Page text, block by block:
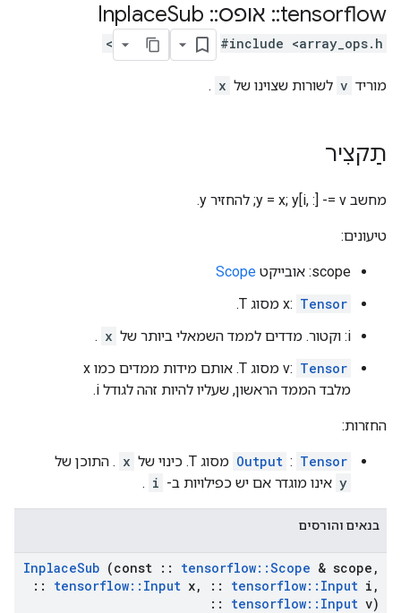
tensorflow
:: אופס::
Sub
#include <array_ops.h>
מוריד v לשורות שצוינו של x
.
תַקצִיר
מחשב y = x; y[i, :] -= v; להחזיר y.
טיעונים:
scope: אובייקט
Scope
x: Tensor
מסוג T.
i: וקטור. מדדים לממד השמאלי ביותר של
x
.
v: Tensor
מסוג T. אותם מידות ממדים כמו x
מלבד הממד הראשון, שעליו להיות זהה לגודל i.
החזרות:
Output : Tensor מסוג T. כינוי של x . התוכן של
y אינו מוגדר אם יש כפילויות ב- i
.
בנאים והורסים
InplaceSub (const :: tensorflow::Scope & scope ,
::
tensorflow:: Input x, :: tensorflow:: Input i ,
::
tensorflow:: Input v)